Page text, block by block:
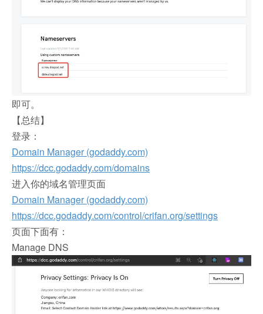
即可。
【总结】
登录：
Domain Manager (godaddy.com)
https://dcc.godaddy.com/domains
进入你的域名管理页面
Domain Manager (godaddy.com)
https://dcc.godaddy.com/control/crifan.org/settings
页面下面有：
Manage DNS